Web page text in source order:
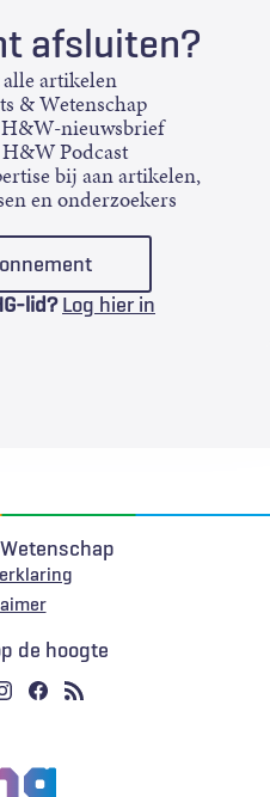
afsluiten?
artikelen
& Wetenschap
H&W-nieuwsbrief
Podcast
bij aan artikelen,
en onderzoekers
lid? Log hier in
de hoogte